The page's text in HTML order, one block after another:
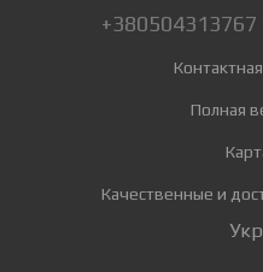
+380504313767
Полная
Качественные и
Укр